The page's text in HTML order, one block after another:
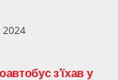
2024
з’їхав у